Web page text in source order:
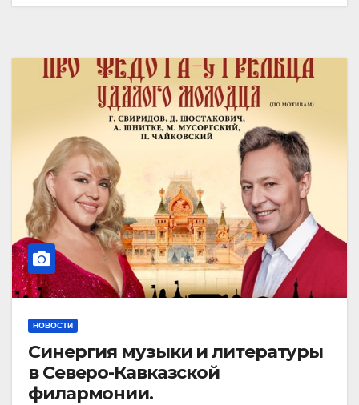
НОВОСТИ
Синергия музыки и литературы
в Северо-Кавказской
филармонии.